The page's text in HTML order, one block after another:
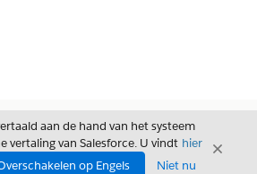
aan de hand van het systeem
vertaling van Salesforce. U vindt hier
op Engels Niet nu
Sluiten